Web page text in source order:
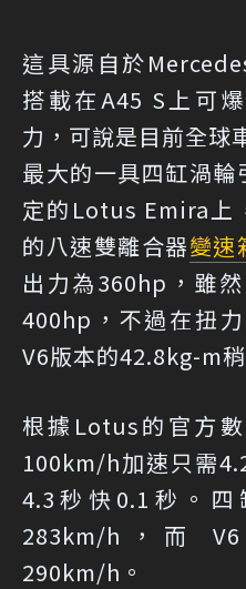
這具源自於
搭載在A45 S上可
力，可說是目前全球
最大的一具四缸渦
定的Lotus Emira上
的八速雙離合器變速
出力為360hp，雖
400hp，不過在扭
V6版本的42.8kg-m稍
根據Lotus的官方
100km/h加速只需
4.3秒快0.1秒。
283km/h，而
290km/h。